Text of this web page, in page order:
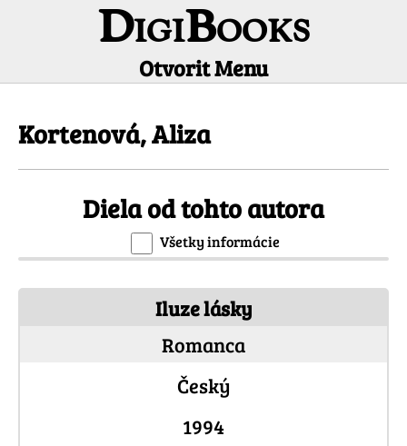
DigiBooks
Otvorit Menu
Kortenová, Aliza
Diela od tohto autora
Všetky informácie
Iluze lásky
Romanca
Český
1994